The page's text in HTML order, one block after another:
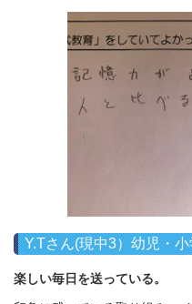
Y.Tさん(現中3）幼児・
楽しい毎日を送っている。